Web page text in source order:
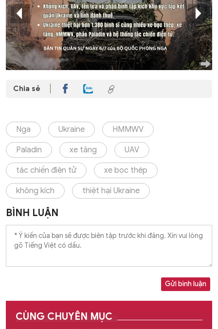
Chia sẻ
Nga Ukraine HMMWV
Paladin xe tăng UAV
tác chiến điện tử xe bọc thép
không kích thiệt hại Ukraine
BÌNH LUẬN
Gửi bình luận
CÙNG CHUYÊN MỤC